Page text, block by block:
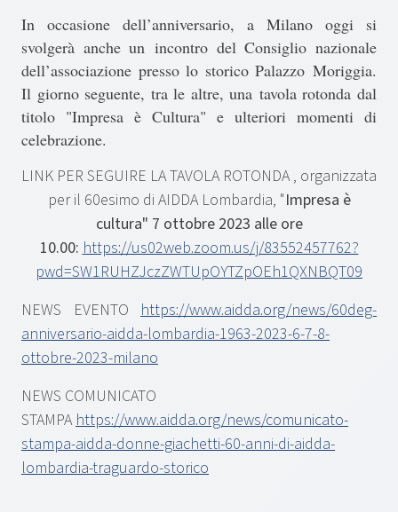
In occasione dell’anniversario, a Milano oggi si
svolgerà anche un incontro del Consiglio nazionale
dell’associazione presso lo storico Palazzo Moriggia.
Il giorno seguente, tra le altre, una tavola rotonda dal
titolo "Impresa è Cultura" e ulteriori momenti di
celebrazione.
LINK PER SEGUIRE LA TAVOLA ROTONDA , organizzata
per il 60esimo di AIDDA Lombardia, "Impresa è
cultura" 7 ottobre 2023 alle ore
10.00: https://us02web.zoom.us/j/83552457762?
pwd=SW1RUHZJczZWTUpOYTZpOEh1QXNBQT09
NEWS EVENTO https://www.aidda.org/news/60deg-
anniversario-aidda-lombardia-1963-2023-6-7-8-
ottobre-2023-milano
NEWS COMUNICATO
STAMPA https://www.aidda.org/news/comunicato-
stampa-aidda-donne-giachetti-60-anni-di-aidda-
lombardia-traguardo-storico